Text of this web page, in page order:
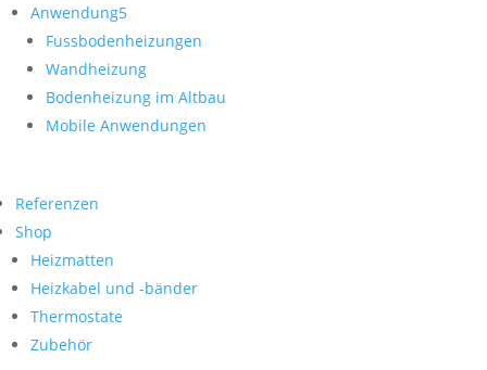
Anwendung
Fussbodenheizungen
Wandheizung
Bodenheizung im Altbau
Mobile Anwendungen
Referenzen
Shop
Heizmatten
Heizkabel und -bänder
Thermostate
Zubehör